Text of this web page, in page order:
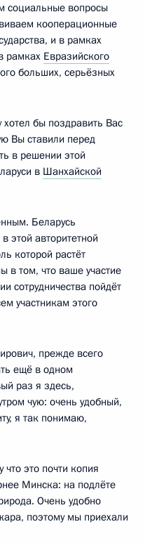
социальные вопросы
кооперационные
и в рамках
рамках Евразийского
больших, серьёзных
бы поздравить Вас
Вы ставили перед
в решении этой
в Шанхайской
Беларусь
этой авторитетной
которой растёт
том, что ваше участие
сотрудничества пойдёт
участникам этого
прежде всего
ещё в одном
раз я здесь,
чую: очень удобный,
я так понимаю,
это почти копия
Минска: на подлёте
Очень удобно
поэтому мы приехали